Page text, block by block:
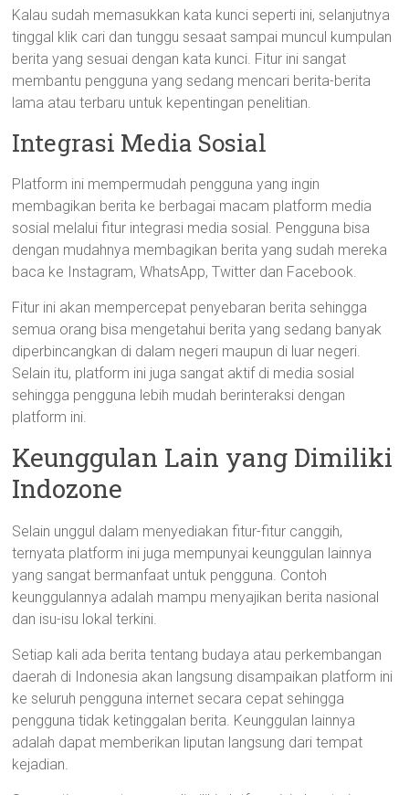
Kalau sudah memasukkan kata kunci seperti ini, selanjutnya
tinggal klik cari dan tunggu sesaat sampai muncul kumpulan
berita yang sesuai dengan kata kunci. Fitur ini sangat
membantu pengguna yang sedang mencari berita-berita
lama atau terbaru untuk kepentingan penelitian.
Integrasi Media Sosial
Platform ini mempermudah pengguna yang ingin
membagikan berita ke berbagai macam platform media
sosial melalui fitur integrasi media sosial. Pengguna bisa
dengan mudahnya membagikan berita yang sudah mereka
baca ke Instagram, WhatsApp, Twitter dan Facebook.
Fitur ini akan mempercepat penyebaran berita sehingga
semua orang bisa mengetahui berita yang sedang banyak
diperbincangkan di dalam negeri maupun di luar negeri.
Selain itu, platform ini juga sangat aktif di media sosial
sehingga pengguna lebih mudah berinteraksi dengan
platform ini.
Keunggulan Lain yang Dimiliki
Indozone
Selain unggul dalam menyediakan fitur-fitur canggih,
ternyata platform ini juga mempunyai keunggulan lainnya
yang sangat bermanfaat untuk pengguna. Contoh
keunggulannya adalah mampu menyajikan berita nasional
dan isu-isu lokal terkini.
Setiap kali ada berita tentang budaya atau perkembangan
daerah di Indonesia akan langsung disampaikan platform ini
ke seluruh pengguna internet secara cepat sehingga
pengguna tidak ketinggalan berita. Keunggulan lainnya
adalah dapat memberikan liputan langsung dari tempat
kejadian.